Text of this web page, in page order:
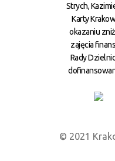
Strych,
Karty
okazaniu
zajęcia
Rady
© 2021